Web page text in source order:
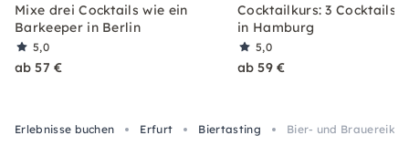
Mixe drei Cocktails wie ein
Barkeeper in Berlin
5,0
ab 57 €
Cocktailkurs: 3 Cocktails
in Hamburg
5,0
ab 59 €
Erlebnisse buchen Erfurt Biertasting
Bier- und